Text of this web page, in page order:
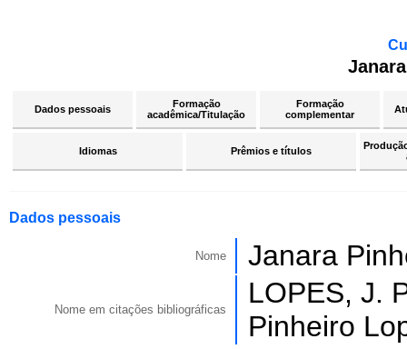
Dados pessoais
Formação
acadêmica/Titulação
Formação
complementar
Idiomas Prêmios e títulos
Dados pessoais
Nome Janara
Nome em citações bibliográficas
LOPES, J.
Pinheiro